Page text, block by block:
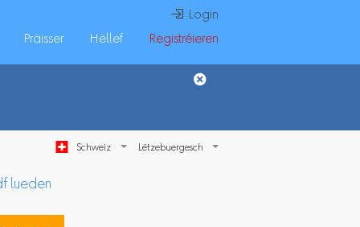
 Login
Präisser Hëllef Registréieren
Schweiz
lueden